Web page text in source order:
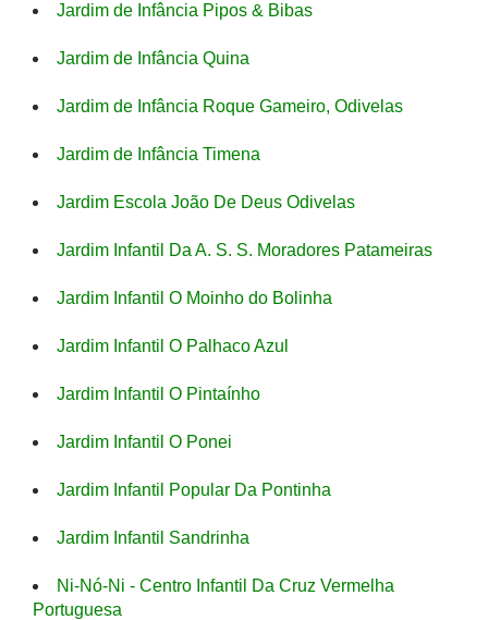
Jardim de Infância Pipos & Bibas
Jardim de Infância Quina
Jardim de Infância Roque Gameiro, Odivelas
Jardim de Infância Timena
Jardim Escola João De Deus Odivelas
Jardim Infantil Da A. S. S. Moradores Patameiras
Jardim Infantil O Moinho do Bolinha
Jardim Infantil O Palhaco Azul
Jardim Infantil O Pintaínho
Jardim Infantil O Ponei
Jardim Infantil Popular Da Pontinha
Jardim Infantil Sandrinha
Ni-Nó-Ni - Centro Infantil Da Cruz Vermelha
Portuguesa